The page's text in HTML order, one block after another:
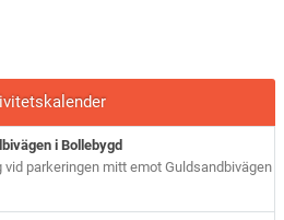
i Bollebygd
parkeringen mitt emot Guldsandbivägen